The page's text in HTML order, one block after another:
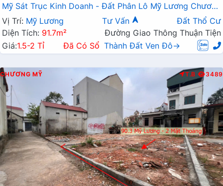
Mỹ Sát Trục Kinh Doanh - Đất Phân Lô Mỹ Lương Chương
Mỹ
Vị Trí: Mỹ Lương Tư Vấn
Đất Thổ Cư
Diện Tích: 91.7m²
Đường Giao Thông Thuận Tiện
Giá:1.5-2 Tỉ Đã Có Sổ Thành Đất Ven Đô→
CHƯƠNG MỸ T.B 3489